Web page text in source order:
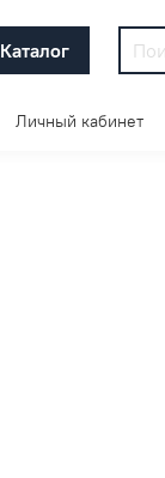
Каталог
Личный кабинет